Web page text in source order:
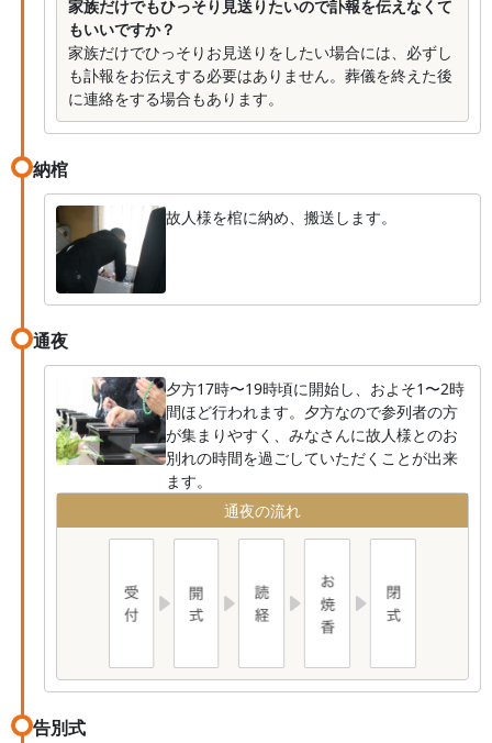
家族だけでもひっそり見送りたいので訃報を伝えなくて
もいいですか？
家族だけでひっそりお見送りをしたい場合には、必ずし
も訃報をお伝えする必要はありません。葬儀を終えた後
に連絡をする場合もあります。
納棺
故人様を棺に納め、搬送します。
通夜
夕方17時〜19時頃に開始し、およそ1〜2時
間ほど行われます。夕方なので参列者の方
が集まりやすく、みなさんに故人様とのお
別れの時間を過ごしていただくことが出来
ます。
通夜の流れ
告別式